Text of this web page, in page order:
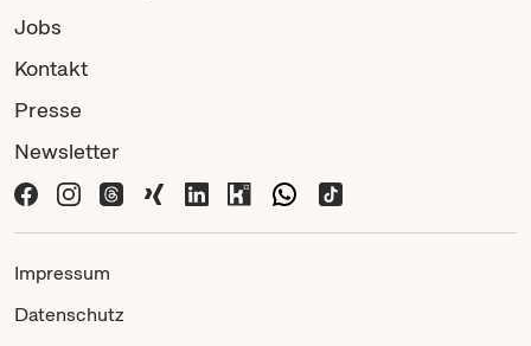
Jobs
Kontakt
Presse
Newsletter
Impressum
Datenschutz